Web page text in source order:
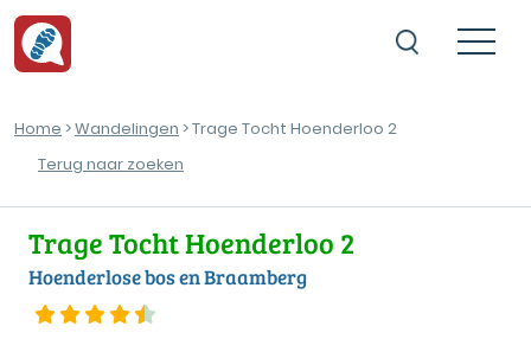
Home >Wandelingen > Trage Tocht Hoenderloo 2
Terug naar zoeken
Trage Tocht Hoenderloo 2
Hoenderlose bos en Braamberg